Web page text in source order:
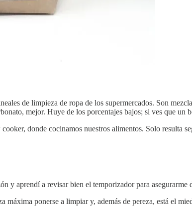
de limpieza de ropa de los supermercados. Son
mejor. Huye de los porcentajes bajos; si ves que un
donde cocinamos nuestros alimentos. Solo resulta
y aprendí a revisar bien el temporizador para asegurarme
máxima ponerse a limpiar y, además de pereza, está el